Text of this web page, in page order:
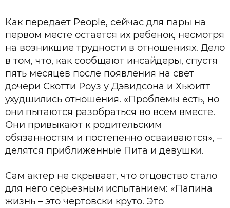
Как передает People, сейчас для пары на
первом месте остается их ребенок, несмотря
на возникшие трудности в отношениях. Дело
в том, что, как сообщают инсайдеры, спустя
пять месяцев после появления на свет
дочери Скотти Роуз у Дэвидсона и Хьюитт
ухудшились отношения. «Проблемы есть, но
они пытаются разобраться во всем вместе.
Они привыкают к родительским
обязанностям и постепенно осваиваются», –
делятся приближенные Пита и девушки.
Сам актер не скрывает, что отцовство стало
для него серьезным испытанием: «Папина
жизнь – это чертовски круто. Это